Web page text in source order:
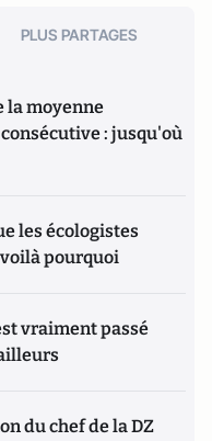
PLUS PARTAGES
la moyenne
: jusqu'où
les écologistes
pourquoi
vraiment passé
du chef de la DZ